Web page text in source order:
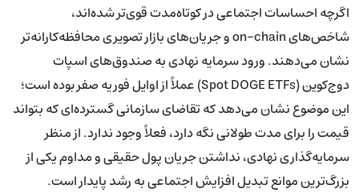
اگرچه احساسات اجتماعی در کوتاه‌مدت قوی‌تر شده‌اند،
شاخص‌های on-chain و جریان‌های بازار تصویری محافظه‌کارانه‌تر
نشان می‌دهند. ورود سرمایه نهادی به صندوق‌های اسپات
دوج‌کوین (Spot DOGE ETFs) عملاً از اوایل فوریه صفر بوده است؛
این موضوع نشان می‌دهد که تقاضای سازمانی گسترده‌ای که بتواند
قیمت را برای مدت طولانی نگه دارد، فعلاً وجود ندارد. از منظر
سرمایه‌گذاری نهادی، نداشتن جریان پول حقیقی و مداوم یکی از
بزرگ‌ترین موانع تبدیل افزایش اجتماعی به رشد پایدار است.